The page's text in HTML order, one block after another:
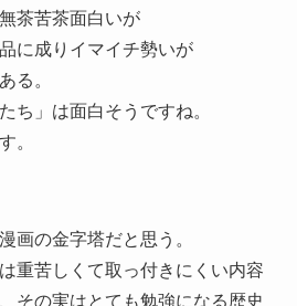
茶苦茶面白いが
に成りイマイチ勢いが
る。
ち」は面白そうですね。
。
画の金字塔だと思う。
重苦しくて取っ付きにくい内容
その実はとても勉強になる歴史